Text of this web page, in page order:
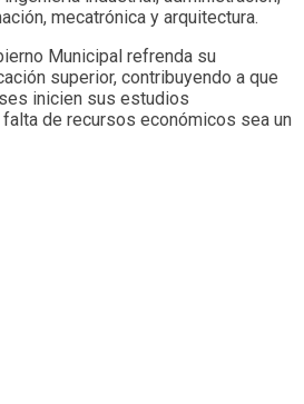
mecatrónica y arquitectura.
Municipal refrenda su
superior, contribuyendo a que
inicien sus estudios
de recursos económicos sea un